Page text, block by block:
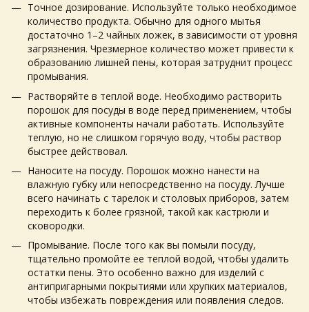
Точное дозирование. Используйте только необходимое
количество продукта. Обычно для одного мытья
достаточно 1–2 чайных ложек, в зависимости от уровня
загрязнения. Чрезмерное количество может привести к
образованию лишней пены, которая затруднит процесс
промывания.
Растворяйте в теплой воде. Необходимо растворить
порошок для посуды в воде перед применением, чтобы
активные компоненты начали работать. Используйте
теплую, но не слишком горячую воду, чтобы раствор
быстрее действовал.
Наносите на посуду. Порошок можно нанести на
влажную губку или непосредственно на посуду. Лучше
всего начинать с тарелок и столовых приборов, затем
переходить к более грязной, такой как кастрюли и
сковородки.
Промывание. После того как вы помыли посуду,
тщательно промойте ее теплой водой, чтобы удалить
остатки пены. Это особенно важно для изделий с
антипригарными покрытиями или хрупких материалов,
чтобы избежать повреждения или появления следов.